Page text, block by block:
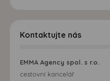
Kontaktujte nás
EMMA Agency spol. s r.o.
cestovní kancelář